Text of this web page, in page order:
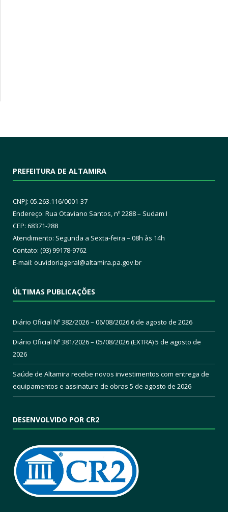
PREFEITURA DE ALTAMIRA
CNPJ: 05.263.116/0001-37
Endereço: Rua Otaviano Santos, nº 2288 – Sudam I
CEP: 68371-288
Atendimento: Segunda a Sexta-feira – 08h às 14h
Contato: (93) 99178-9762
E-mail: ouvidoriageral@altamira.pa.gov.br
ÚLTIMAS PUBLICAÇÕES
Diário Oficial Nº 382/2026 – 06/08/20266 de agosto de 2026
Diário Oficial Nº 381/2026 – 05/08/2026 (EXTRA)5 de agosto de
2026
Saúde de Altamira recebe novos investimentos com entrega de
equipamentos e assinatura de obras 5 de agosto de 2026
DESENVOLVIDO POR CR2